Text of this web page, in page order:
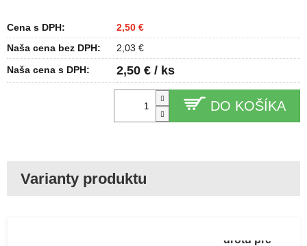
DO KOŠÍKA
Cena s DPH:
2,50 €
Naša cena bez DPH:
2,03 €
Naša cena s DPH:
2,50 € / ks
drôtu pre